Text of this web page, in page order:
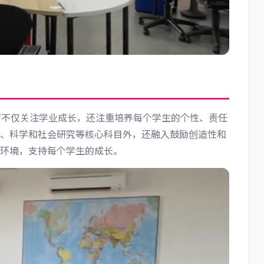
仅关注学业成长，还注重培养每个学生的个性、责任
科学和社会研究等核心科目外，还融入鼓励创造性和
境，支持每个学生的成长。